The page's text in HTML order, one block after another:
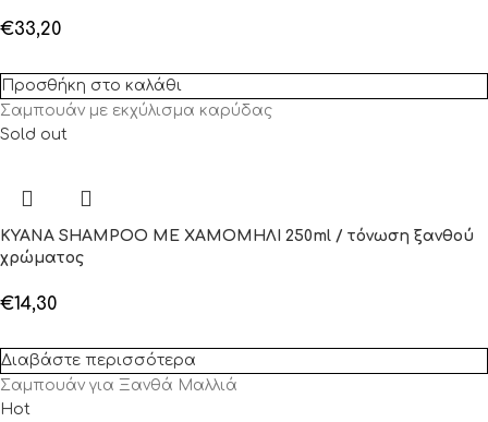
€33,20
Προσθήκη στο καλάθι
Σαμπουάν με εκχύλισμα καρύδας
Sold out
KYANA SHAMPOO ΜΕ ΧΑΜΟΜΗΛΙ 250ml / τόνωση ξανθού
χρώματος
€14,30
Διαβάστε περισσότερα
Σαμπουάν για Ξανθά Μαλλιά
Hot